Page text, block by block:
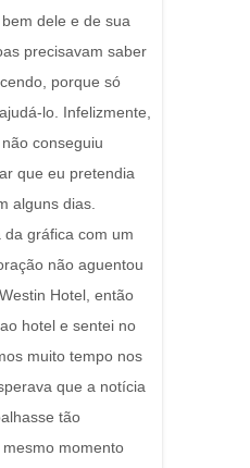
dele e de sua
precisavam saber
porque só
lo. Infelizmente,
conseguiu
que eu pretendia
alguns dias.
da gráfica com um
não aguentou
Hotel, então
hotel e sentei no
muito tempo nos
que a notícia
tão
momento